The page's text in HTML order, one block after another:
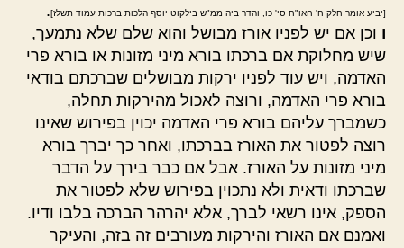
[יביע אומר חלק ח' חאו"ח סי' כו, והדר ביה ממ"ש בילקוט יוסף הלכות ברכות עמוד תשלז].
ו וכן אם יש לפניו אורז מבושל והוא שלם שלא נתמעך,
שיש מחלוקת אם ברכתו בורא מיני מזונות או בורא פרי
האדמה, ויש עוד לפניו ירקות מבושלים שברכתם בודאי
בורא פרי האדמה, ורוצה לאכול מהירקות תחלה,
כשמברך עליהם בורא פרי האדמה יכוין בפירוש שאינו
רוצה לפטור את האורז בברכתו, ואחר כך יברך בורא
מיני מזונות על האורז. אבל אם כבר בירך על הדבר
שברכתו ודאית ולא נתכוין בפירוש שלא לפטור את
הספק, אינו רשאי לברך, אלא יהרהר הברכה בלבו ודיו.
ואמנם אם האורז והירקות מעורבים זה בזה, והעיקר